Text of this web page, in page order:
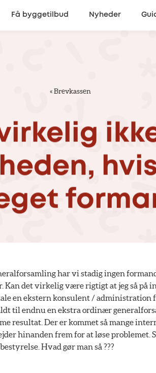
Få byggetilbud Nyheder
«Brevkassen
har vi stadig ingen
Kan det virkelig være rigtigt at jeg så på
en ekstern konsulent / administration
til endnu en ekstra ordinær
resultat. Der er kommet så mange
hinanden frem for at løse problemet.
Hvad gør man så ???